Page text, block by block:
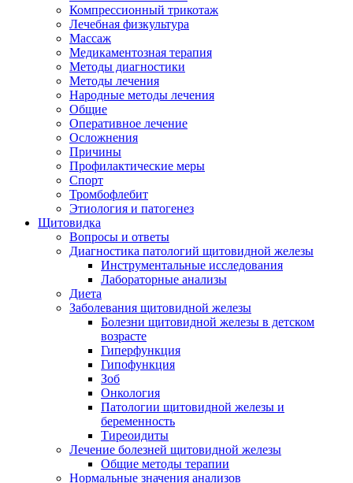
Компрессионный трикотаж
Лечебная физкультура
Массаж
Медикаментозная терапия
Методы диагностики
Методы лечения
Народные методы лечения
Общие
Оперативное лечение
Осложнения
Причины
Профилактические меры
Спорт
Тромбофлебит
Этиология и патогенез
Щитовидка
Вопросы и ответы
Диагностика патологий щитовидной железы
Инструментальные исследования
Лабораторные анализы
Диета
Заболевания щитовидной железы
Болезни щитовидной железы в детском
возрасте
Гиперфункция
Гипофункция
Зоб
Онкология
Патологии щитовидной железы и
беременность
Тиреоидиты
Лечение болезней щитовидной железы
Общие методы терапии
Нормальные значения анализов